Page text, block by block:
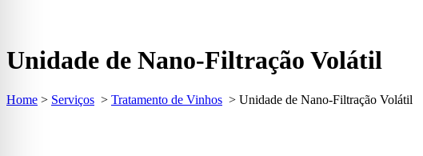
Unidade de Nano-Filtração Volátil
Home > Serviços > Tratamento de Vinhos > Unidade de Nano-Filtração Volátil